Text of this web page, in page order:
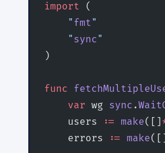
import (
    "
fmt"
    "
sync"
)
func
    var
wg sync .
    users
:= make([]
    errors
:= make([]